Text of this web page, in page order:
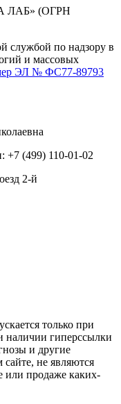
ЛАБ» (ОГРН
службой по надзору в
и массовых
ЭЛ № ФС77-89793
+7 (499) 110-01-02
2-й
только при
наличии гиперссылки
и другие
не являются
или продаже каких-